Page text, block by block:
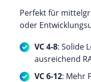
Perfekt für
oder
VC 4-8: Solide
ausreichend
VC 6-12: Mehr